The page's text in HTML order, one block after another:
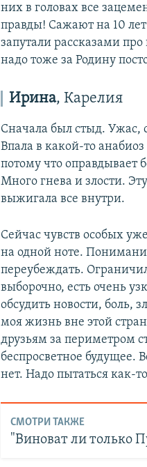
них в головах все
правды! Сажают на 10 лет
запутали рассказами
надо тоже за Родину
Ирина, Карелия
Сначала был стыд. Ужас,
Впала в какой-то
потому что оправдывает
Много гнева и злости.
выжигала все внутри.
Сейчас чувств особых
на одной ноте.
переубеждать.
выборочно, есть очень
обсудить новости, боль,
моя жизнь вне этой
друзьям за периметром
беспросветное будущее.
нет. Надо пытаться как-
СМОТРИ ТАКЖЕ
"Виноват ли только